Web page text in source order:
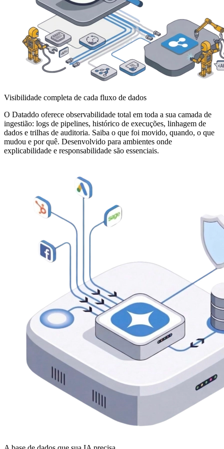
Visibilidade completa de cada fluxo de dados
O Dataddo oferece observabilidade total em toda a sua camada de
ingestião: logs de pipelines, histórico de execuções, linhagem de
dados e trilhas de auditoria. Saiba o que foi movido, quando, o que
mudou e por quê. Desenvolvido para ambientes onde
explicabilidade e responsabilidade são essenciais.